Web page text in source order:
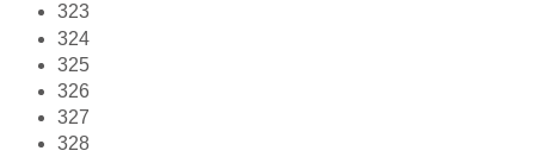
323
324
325
326
327
328